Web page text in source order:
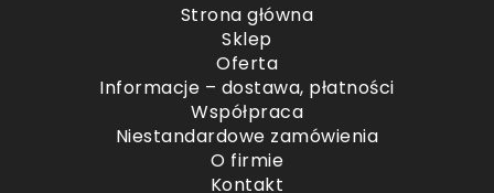
Strona główna
Sklep
Oferta
Informacje – dostawa, płatności
Współpraca
Niestandardowe zamówienia
O firmie
Kontakt